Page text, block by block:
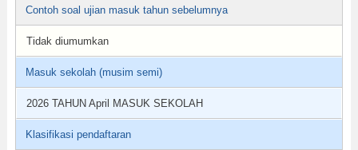
Contoh soal ujian masuk tahun sebelumnya
Tidak diumumkan
Masuk sekolah (musim semi)
2026 TAHUN April MASUK SEKOLAH
Klasifikasi pendaftaran